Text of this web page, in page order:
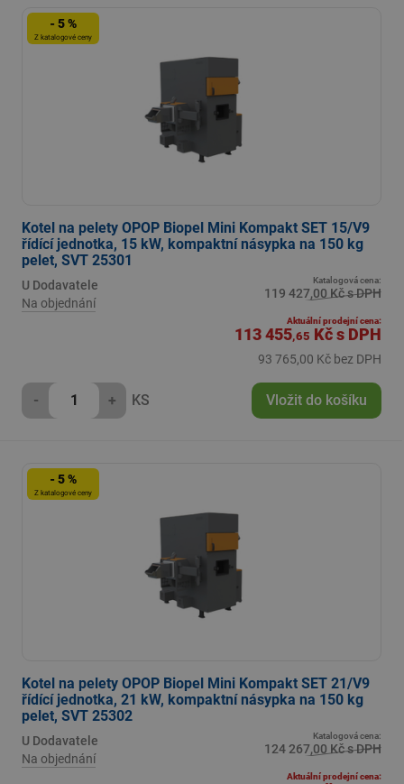
- 5 %
Z katalogové ceny
Kotel na pelety OPOP Biopel Mini Kompakt SET 15/V9
řídící jednotka, 15 kW, kompaktní násypka na 150 kg
pelet, SVT 25301
U Dodavatele
Na objednání
Katalogová cena:
119 427,00 Kč s DPH
Aktuální prodejní cena:
113 455,65 Kčs DPH
93 765,00 Kč bez DPH
- + KS Vložit do košíku
- 5 %
Z katalogové ceny
Kotel na pelety OPOP Biopel Mini Kompakt SET 21/V9
řídící jednotka, 21 kW, kompaktní násypka na 150 kg
pelet, SVT 25302
U Dodavatele
Na objednání
Katalogová cena:
124 267,00 Kč s DPH
Aktuální prodejní cena: